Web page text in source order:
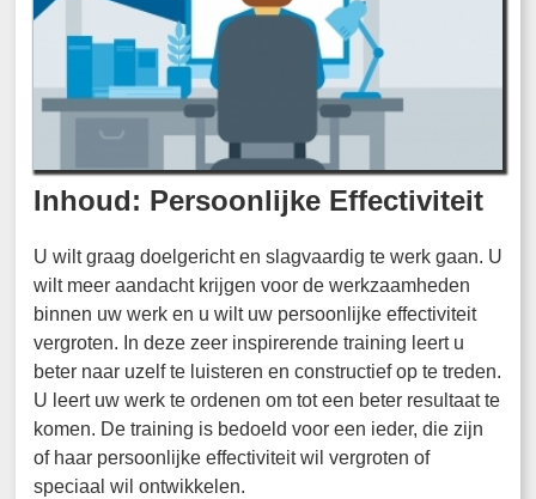
Inhoud: Persoonlijke Effectiviteit
U wilt graag doelgericht en slagvaardig te werk gaan. U
wilt meer aandacht krijgen voor de werkzaamheden
binnen uw werk en u wilt uw persoonlijke effectiviteit
vergroten. In deze zeer inspirerende training leert u
beter naar uzelf te luisteren en constructief op te treden.
U leert uw werk te ordenen om tot een beter resultaat te
komen. De training is bedoeld voor een ieder, die zijn
of haar persoonlijke effectiviteit wil vergroten of
speciaal wil ontwikkelen.